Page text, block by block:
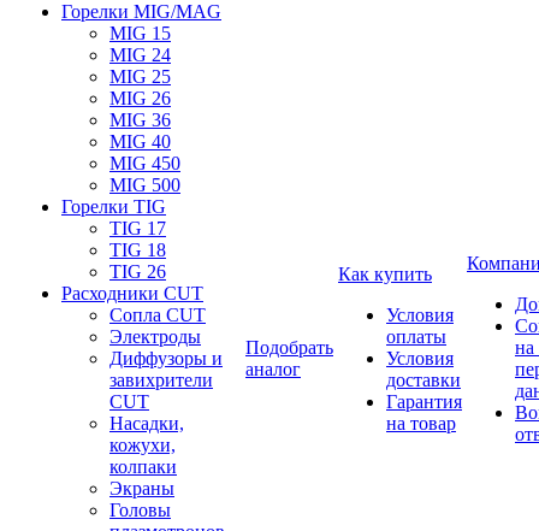
Горелки MIG/MAG
MIG 15
MIG 24
MIG 25
MIG 26
MIG 36
MIG 40
MIG 450
MIG 500
Горелки TIG
TIG 17
TIG 18
TIG 26
Расходники CUT
Сопла CUT
Электроды
Диффузоры и
завихрители
CUT
Насадки,
кожухи,
колпаки
Экраны
Головы
Подобрать
аналог
Как купить
Условия
оплаты
Условия
доставки
Гарантия
на товар
на